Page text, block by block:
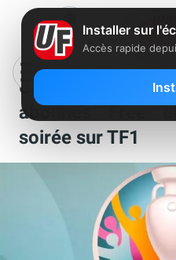
Une panne
abonnés Free
soirée sur TF1
Installer sur
Accès rapide